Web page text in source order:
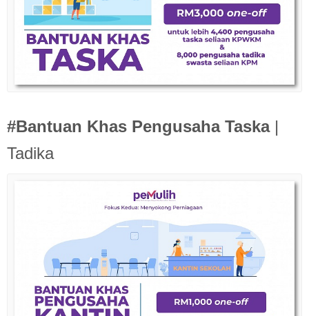
#Bantuan Khas Pengusaha Taska|
Tadika